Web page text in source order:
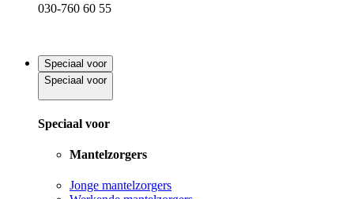
030-760 60 55
Speciaal voor
Speciaal voor
Speciaal voor
Mantelzorgers
Jonge mantelzorgers